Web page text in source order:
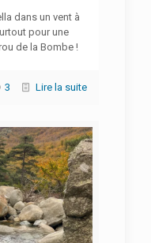
dans un vent à
pour une
de la Bombe !
3 Lire la suite